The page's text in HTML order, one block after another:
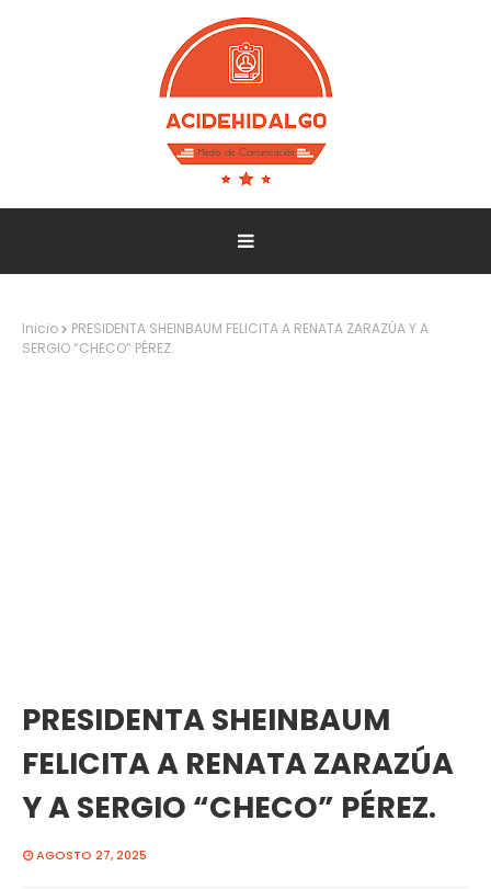
Inicio
PRESIDENTA SHEINBAUM FELICITA A RENATA ZARAZÚA Y A
SERGIO “CHECO” PÉREZ.
PRESIDENTA SHEINBAUM
FELICITA A RENATA ZARAZÚA
Y A SERGIO “CHECO” PÉREZ.
AGOSTO 27, 2025